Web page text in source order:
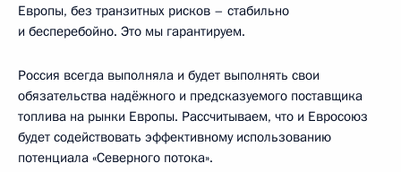
Европы, без транзитных рисков – стабильно
и бесперебойно. Это мы гарантируем.
Россия всегда выполняла и будет выполнять свои
обязательства надёжного и предсказуемого поставщика
топлива на рынки Европы. Рассчитываем, что и Евросоюз
будет содействовать эффективному использованию
потенциала «Северного потока».